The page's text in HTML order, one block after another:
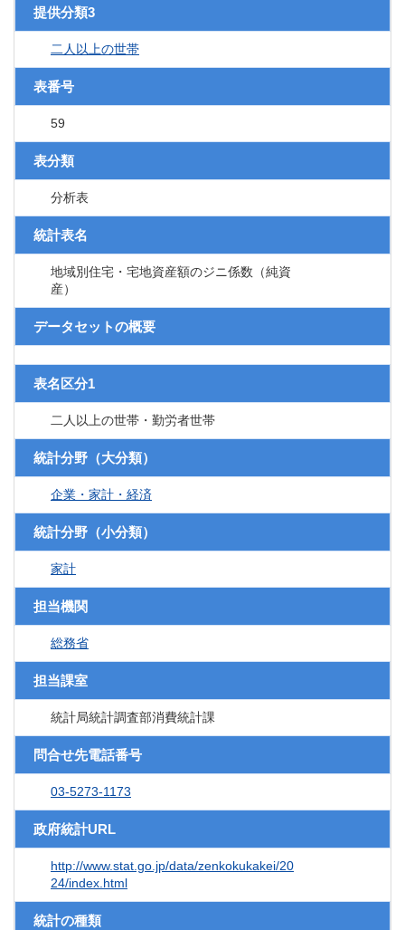
提供分類3
二人以上の世帯
表番号
59
表分類
分析表
統計表名
地域別住宅・宅地資産額のジニ係数（純資
産）
データセットの概要
表名区分1
二人以上の世帯・勤労者世帯
統計分野（大分類）
企業・家計・経済
統計分野（小分類）
家計
担当機関
総務省
担当課室
統計局統計調査部消費統計課
問合せ先電話番号
03-5273-1173
政府統計URL
http://www.stat.go.jp/data/zenkokukakei/20
24/index.html
統計の種類